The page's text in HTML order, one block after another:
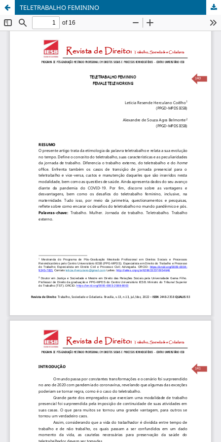
TELETRABALHO FEMININO